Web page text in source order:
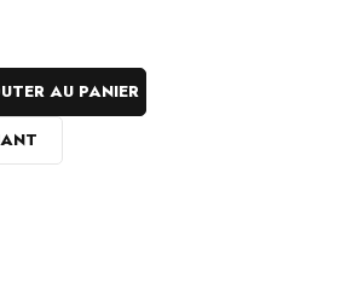
AU PANIER